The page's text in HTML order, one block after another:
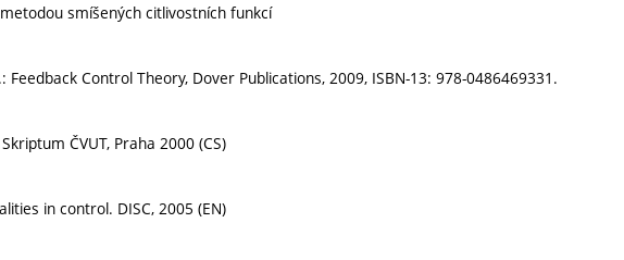
smíšených citlivostních funkcí
Feedback Control Theory, Dover Publications, 2009, ISBN-13: 978-0486469331.
ČVUT, Praha 2000 (CS)
in control. DISC, 2005 (EN)